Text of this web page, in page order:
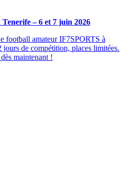
– 6 et 7 juin 2026
football amateur IF7SPORTS à
jours de compétition, places limitées.
maintenant !